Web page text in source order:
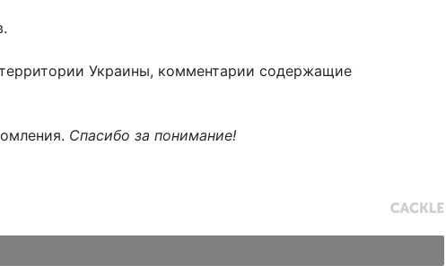
Украины, комментарии содержащие
Спасибо за понимание!